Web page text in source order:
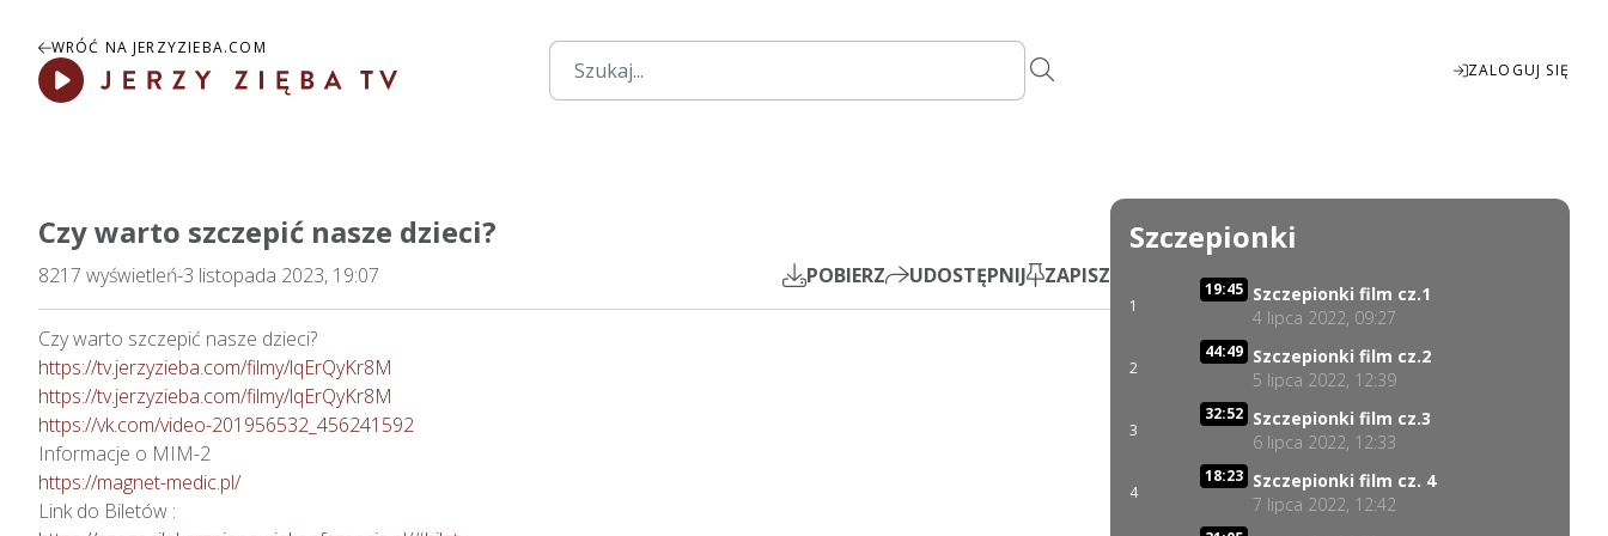
WRÓĆ NA JERZYZIEBA.COM
ZALOGUJ SIĘ
Enter
fullscreen
Czy warto szczepić nasze dzieci?
8217 wyświetleń-3 listopada 2023, 19:07 POBIERZ UDOSTĘPNIJ ZAPISZ
https://tv.jerzyzieba.com/filmy/lqErQyKr8M
https://tv.jerzyzieba.com/filmy/lqErQyKr8M
https://vk.com/video-201956532_456241592
https://magnet-medic.pl/
Szczepionki
1
19:45 Szczepionki film cz.1
4 lipca 2022, 09:27
2
44:49 Szczepionki film cz.2
5 lipca 2022, 12:39
3
32:52 Szczepionki film cz.3
6 lipca 2022, 12:33
4
18:23 Szczepionki film cz. 4
7 lipca 2022, 12:42